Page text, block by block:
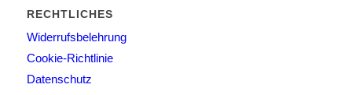
RECHTLICHES
Widerrufsbelehrung
Cookie-Richtlinie
Datenschutz